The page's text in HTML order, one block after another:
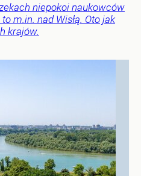
niepokoi naukowców
m.in. nad Wisłą. Oto jak
krajów.